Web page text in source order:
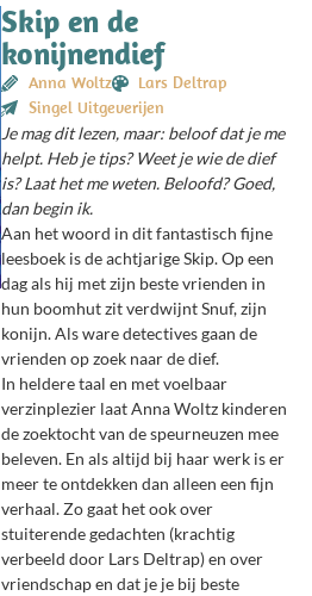
Skip en de
konijnendief
Anna Woltz
Lars Deltrap
Singel Uitgeverijen
Je mag dit lezen, maar: beloof dat je me
helpt. Heb je tips? Weet je wie de dief
is? Laat het me weten. Beloofd? Goed,
dan begin ik.
Aan het woord in dit fantastisch fijne
leesboek is de achtjarige Skip.Op een
dag als hij met zijn beste vrienden in
hun boomhut zit verdwijnt Snuf, zijn
konijn. Als ware detectives gaan de
vrienden op zoek naar de dief.
In heldere taal en met voelbaar
verzinplezier laat Anna Woltz kinderen
de zoektocht van de speurneuzen mee
beleven. En als altijd bij haar werk is er
meer te ontdekken dan alleen een fijn
verhaal. Zo gaat het ook over
stuiterende gedachten (krachtig
verbeeld door Lars Deltrap) en over
vriendschap en dat je je bij beste